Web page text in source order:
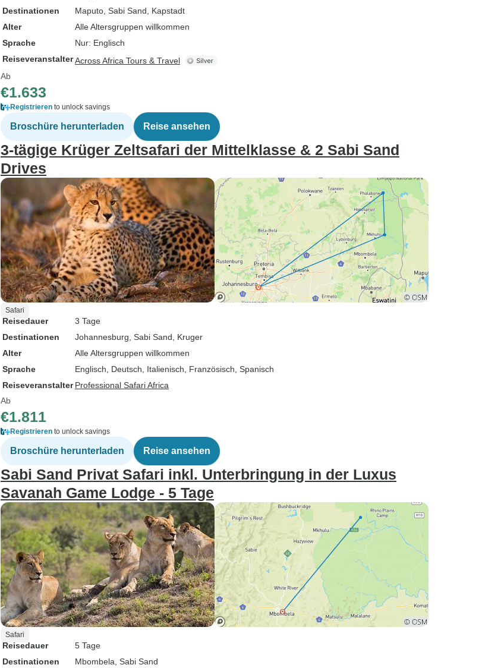
Destinationen
Maputo , Sabi Sand , Kapstadt
Alter
Alle Altersgruppen willkommen
Sprache
Nur: Englisch
ReiseveranstalterAcross Africa Tours & Travel
Ab
€1.633
Registrieren to unlock savings
Broschüre herunterladen Reise ansehen
3-tägige Krüger Zeltsafari der Mittelklasse & 2 Sabi Sand
Drives
Safari
Reisedauer
3 Tage
Destinationen
Johannesburg , Sabi Sand , Kruger
Alter
Alle Altersgruppen willkommen
Sprache
Englisch, Deutsch, Italienisch, Französisch, Spanisch
Reiseveranstalter Professional Safari Africa
Ab
€1.811
Registrieren to unlock savings
Broschüre herunterladen Reise ansehen
Sabi Sand Privat Safari inkl. Unterbringung in der Luxus
Savanah Game Lodge - 5 Tage
Safari
Reisedauer
5 Tage
Destinationen
Mbombela , Sabi Sand